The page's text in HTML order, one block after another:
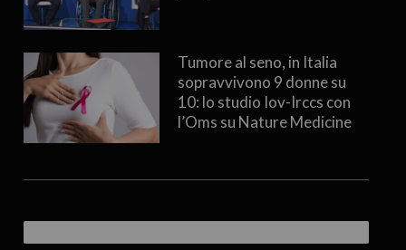
Tumore al seno, in Italia
sopravvivono 9 donne su
10: lo studio Iov-Irccs con
l’Oms su Nature Medicine